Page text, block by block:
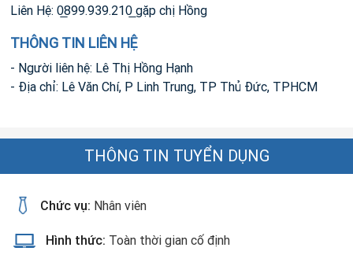
Liên Hệ: 0̲899.939.210̲ gặp chị Hồng
THÔNG TIN LIÊN HỆ
- Người liên hệ: Lê Thị Hồng Hạnh
- Địa chỉ: Lê Văn Chí, P Linh Trung, TP Thủ Đức, TPHCM
THÔNG TIN TUYỂN DỤNG
Chức vụ: Nhân viên
Hình thức: Toàn thời gian cố định